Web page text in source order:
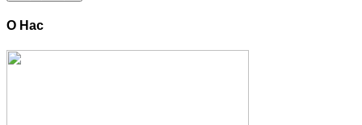
О Нас